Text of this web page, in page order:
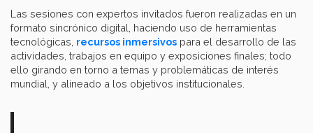
Las sesiones con expertos invitados fueron realizadas en un
formato sincrónico digital, haciendo uso de herramientas
tecnológicas, recursos inmersivos para el desarrollo de las
actividades, trabajos en equipo y exposiciones finales; todo
ello girando en torno a temas y problemáticas de interés
mundial, y alineado a los objetivos institucionales.